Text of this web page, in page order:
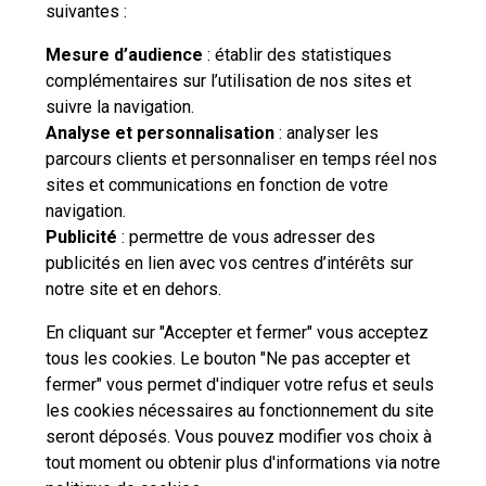
suivantes :
Mesure d’audience : établir des statistiques
complémentaires sur l’utilisation de nos sites et
suivre la navigation.
Analyse et personnalisation : analyser les
parcours clients et personnaliser en temps réel nos
sites et communications en fonction de votre
navigation.
Publicité : permettre de vous adresser des
publicités en lien avec vos centres d’intérêts sur
notre site et en dehors.
En cliquant sur "Accepter et fermer" vous acceptez
tous les cookies. Le bouton "Ne pas accepter et
fermer" vous permet d'indiquer votre refus et seuls
les cookies nécessaires au fonctionnement du site
seront déposés. Vous pouvez modifier vos choix à
tout moment ou obtenir plus d'informations via notre
Besoin d'aide complémentaire ?
Vous n'avez pas trouvé de solution parmi nos FAQs,
vous souhaitez nous contacter ou déposer une
réclamation ?
contacter
Professionnels Entreprises et Collectivités